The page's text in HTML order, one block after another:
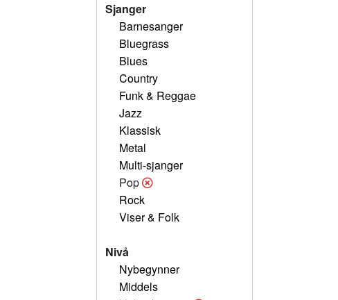
Sjanger
Barnesanger
Bluegrass
Blues
Country
Funk & Reggae
Jazz
Klassisk
Metal
Multi-sjanger
Pop
Rock
Viser & Folk
Nivå
Nybegynner
Middels